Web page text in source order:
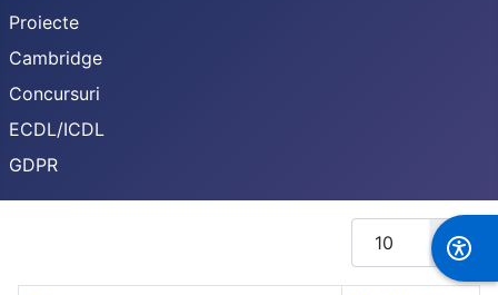
Proiecte
Cambridge
Concursuri
ECDL/ICDL
GDPR
Display #